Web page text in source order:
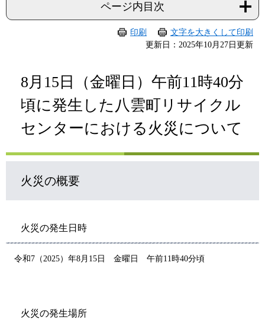
ページ内目次
印刷
文字を大きくして印刷
更新日：2025年10月27日更新
8月15日（金曜日）午前11時40分
頃に発生した八雲町リサイクル
センターにおける火災について
火災の概要
火災の発生日時
令和7（2025）年8月15日 金曜日 午前11時40分頃
火災の発生場所